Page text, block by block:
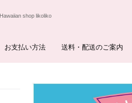
お支払い方法 送料・配送のご案内